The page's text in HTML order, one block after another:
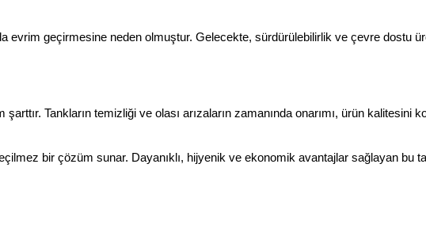
evrim geçirmesine neden olmuştur. Gelecekte, sürdürülebilirlik ve çevre dostu
Tankların temizliği ve olası arızaların zamanında onarımı, ürün kalitesini
bir çözüm sunar. Dayanıklı, hijyenik ve ekonomik avantajlar sağlayan bu